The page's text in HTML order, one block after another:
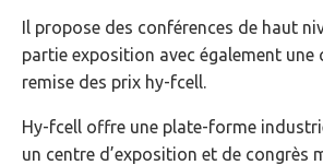
Il propose des conférences de haut
partie exposition avec également une
remise des prix hy-fcell.
Hy-fcell offre une plate-forme
un centre d’exposition et de congrès